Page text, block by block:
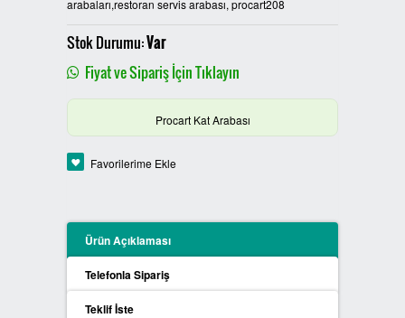
BOYALI SIFIR ATIK KUTULARI
ÖZEL ÜRETİM SIFIR ATIK
PROCYCLE SIFIR ATIK
KUTULARI
PİL ATIK KUTULARI
arabaları,restoran servis arabası, procart208
Stok Durumu:Var
Fiyat ve Sipariş İçin Tıklayın
Procart Kat Arabası
Favorilerime Ekle
Ürün Açıklaması
Telefonla Sipariş
Teklif İste